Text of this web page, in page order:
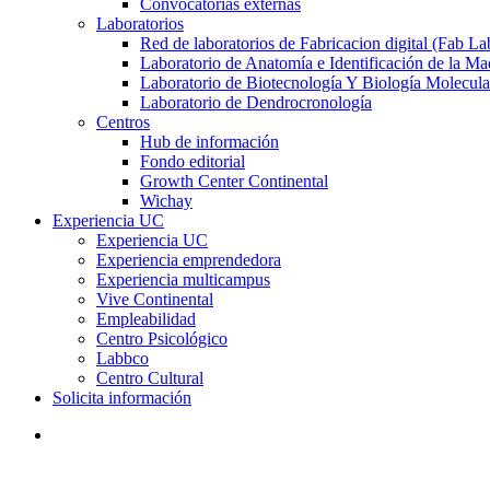
Convocatorias externas
Laboratorios
Red de laboratorios de Fabricacion digital (Fab
Laboratorio de Anatomía e Identificación de la
Laboratorio de Biotecnología Y Biología
Laboratorio de Dendrocronología
Centros
Hub de información
Fondo editorial
Growth Center Continental
Wichay
Experiencia UC
Experiencia UC
Experiencia emprendedora
Experiencia multicampus
Vive Continental
Empleabilidad
Centro Psicológico
Labbco
Centro Cultural
Solicita información